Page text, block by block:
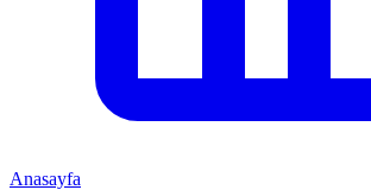
Anasayfa